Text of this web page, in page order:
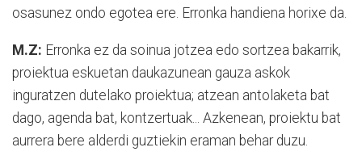
osasunez ondo egotea ere. Erronka handiena horixe da.
M.Z: Erronka ez da soinua jotzea edo sortzea bakarrik,
proiektua eskuetan daukazunean gauza askok
inguratzen dutelako proiektua; atzean antolaketa bat
dago, agenda bat, kontzertuak... Azkenean, proiektu bat
aurrera bere alderdi guztiekin eraman behar duzu.